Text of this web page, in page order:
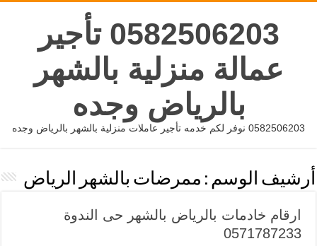
0582506203 تأجير
عمالة منزلية بالشهر
بالرياض وجده
0582506203 نوفر لكم خدمه تأجير عاملات منزلية بالشهر بالرياض وجده
أرشيف الوسم : ممرضات بالشهر الرياض
ارقام خادمات بالرياض بالشهر حى الندوة
0571787233